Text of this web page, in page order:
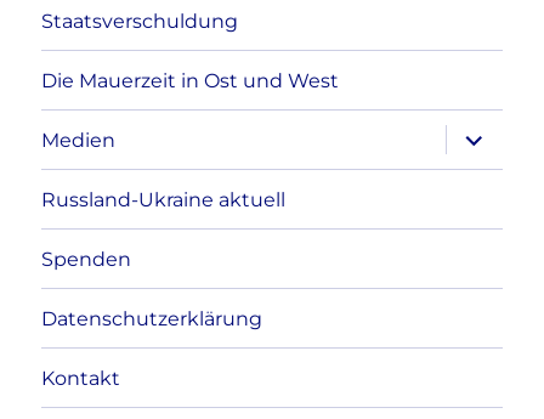
Staatsverschuldung
Die Mauerzeit in Ost und West
Medien
anzeigen
Russland-Ukraine aktuell
Spenden
Datenschutzerklärung
Kontakt